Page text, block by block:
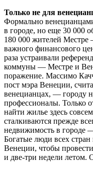
Только не для
Формально
в городе, но еще 30 000
180 000 жителей Местре
важного финансового
раза устраивали
коммуны — Местре и
поражение. Массимо
пост мэра Венеции,
венецианцах, — городу
профессионалы. Только
найти жилье здесь
сталкиваются прежде
недвижимость в городе
Богатые люди всех
Венеции, чтобы
и две-три недели летом.